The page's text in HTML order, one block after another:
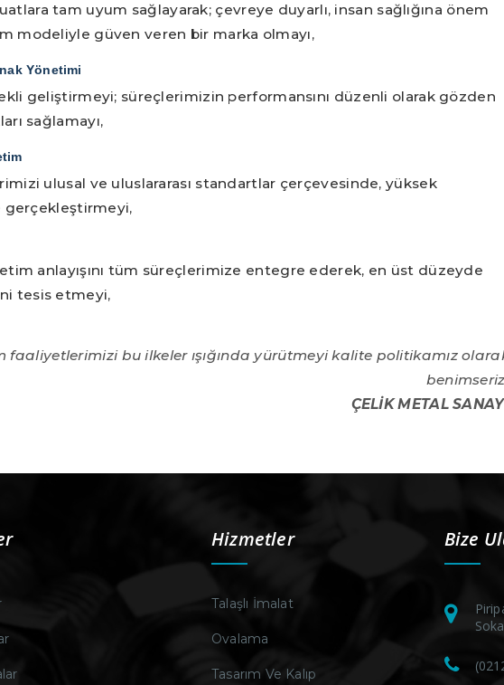
tam uyum sağlayarak; çevreye duyarlı, insan sağlığına önem
modeliyle güven veren bir marka olmayı,
Yönetimi
geliştirmeyi; süreçlerimizin performansını düzenli olarak gözden
sağlamayı,
ulusal ve uluslararası standartlar çerçevesinde, yüksek
gerçekleştirmeyi,
anlayışını tüm süreçlerimize entegre ederek, en üst düzeyde
tesis etmeyi,
faaliyetlerimizi bu ilkeler ışığında yürütmeyi kalite politikamız
ÇELİK METAL
Hizmetler
Talaşlı İmalat
Ovalama
Tasarım Ve Kalıp
Bize